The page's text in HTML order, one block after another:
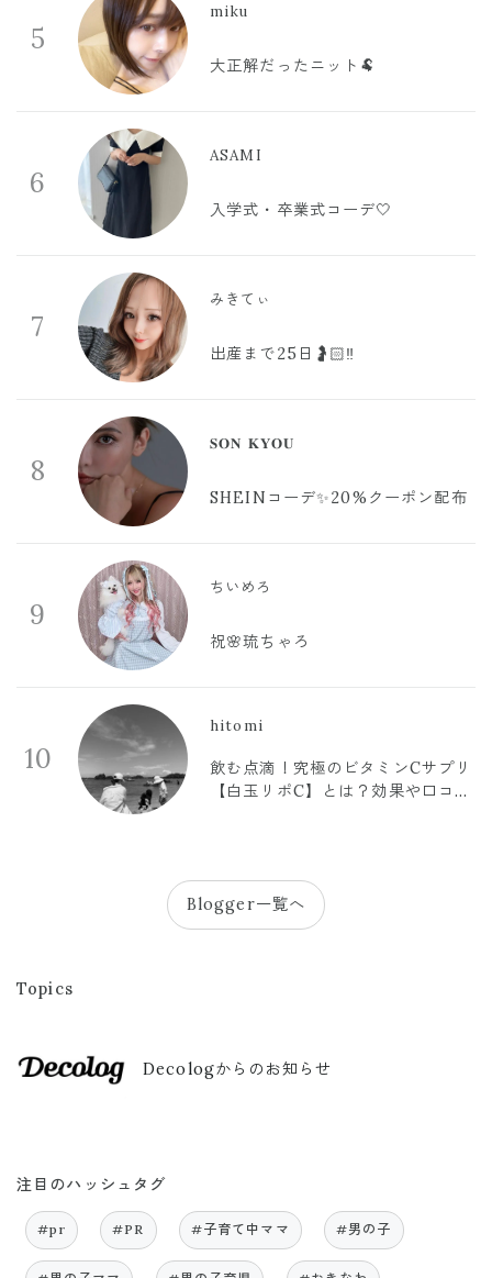
5
miku
大正解だったニット🐏
6
ASAMI
入学式・卒業式コーデ🤍
7
みきてぃ
出産まで25日🤰🏻‼️
8
𝐒𝐎𝐍 𝐊𝐘𝐎𝐔
SHEINコーデ✨20%クーポン配布
9
ちいめろ
祝🌸琉ちゃろ
10
hitomi
飲む点滴！究極のビタミンCサプリ
【白玉リポC】とは？効果や口コミ
Blogger一覧へ
Topics
Decologからのお知らせ
注目のハッシュタグ
#pr #PR #子育て中ママ #男の子